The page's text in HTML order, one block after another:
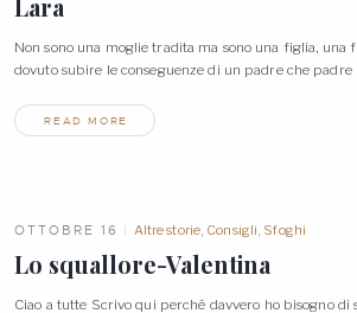
Lara
Non sono una moglie tradita ma sono una figlia, una
dovuto subire le conseguenze di un padre che padre
READ MORE
OTTOBRE 16 Altre storie Consigli Sfoghi
Lo squallore-Valentina
Ciao a tutte Scrivo qui perché davvero ho bisogno di